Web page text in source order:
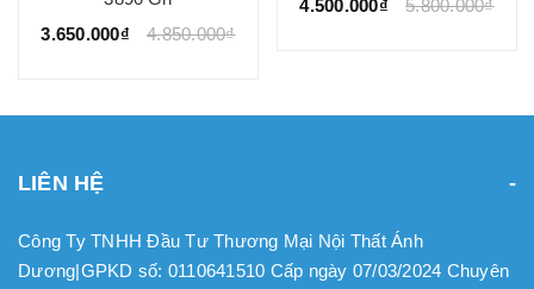
3.650.000₫
4.850.000₫
4.500.000₫
5.800.000₫
LIÊN HỆ
Công Ty TNHH Đầu Tư Thương Mại Nội Thất Ánh
Dương|GPKD số: 0110641510 Cấp ngày 07/03/2024 Chuyên